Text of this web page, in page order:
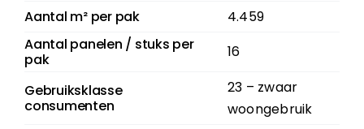
Aantal m² per pak
4.459
Aantal panelen / stuks per
pak
16
Gebruiksklasse
consumenten
23 – zwaar
woongebruik